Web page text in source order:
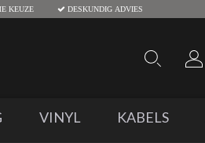
KEUZE DESKUNDIG ADVIES
VINYL KABELS